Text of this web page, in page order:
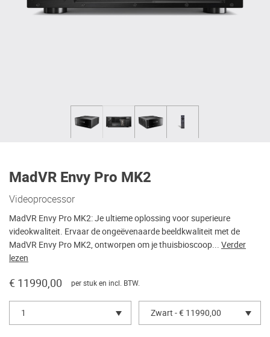
MadVR Envy Pro MK2
Videoprocessor
MadVR Envy Pro MK2: Je ultieme oplossing voor superieure
videokwaliteit. Ervaar de ongeëvenaarde beeldkwaliteit met de
MadVR Envy Pro MK2, ontworpen om je thuisbioscoop... Verder
lezen
€ 11990,00 per stuk en incl. BTW.
1 Zwart - € 11990,00